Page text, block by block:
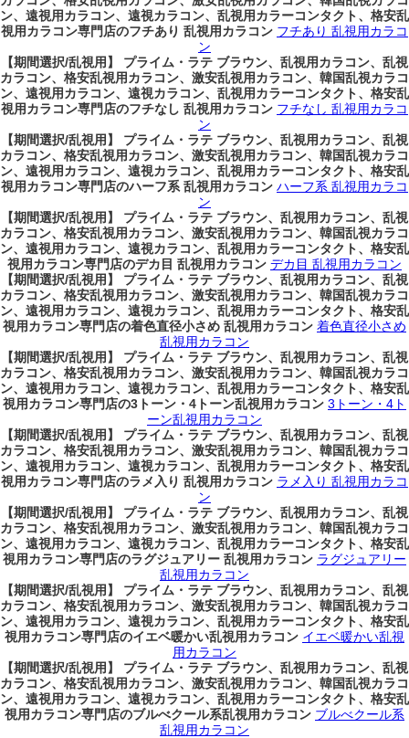
ン、遠視用カラコン、遠視カラコン、乱視用カラーコンタクト、格安乱
視用カラコン専門店のフチあり 乱視用カラコン フチあり 乱視用カラコ
ン
【期間選択/乱視用】 プライム・ラテ ブラウン、乱視用カラコン、乱視
カラコン、格安乱視用カラコン、激安乱視用カラコン、韓国乱視カラコ
ン、遠視用カラコン、遠視カラコン、乱視用カラーコンタクト、格安乱
視用カラコン専門店のフチなし 乱視用カラコン フチなし 乱視用カラコ
ン
【期間選択/乱視用】 プライム・ラテ ブラウン、乱視用カラコン、乱視
カラコン、格安乱視用カラコン、激安乱視用カラコン、韓国乱視カラコ
ン、遠視用カラコン、遠視カラコン、乱視用カラーコンタクト、格安乱
視用カラコン専門店のハーフ系 乱視用カラコン ハーフ系 乱視用カラコ
ン
【期間選択/乱視用】 プライム・ラテ ブラウン、乱視用カラコン、乱視
カラコン、格安乱視用カラコン、激安乱視用カラコン、韓国乱視カラコ
ン、遠視用カラコン、遠視カラコン、乱視用カラーコンタクト、格安乱
視用カラコン専門店のデカ目 乱視用カラコン デカ目 乱視用カラコン
【期間選択/乱視用】 プライム・ラテ ブラウン、乱視用カラコン、乱視
カラコン、格安乱視用カラコン、激安乱視用カラコン、韓国乱視カラコ
ン、遠視用カラコン、遠視カラコン、乱視用カラーコンタクト、格安乱
視用カラコン専門店の着色直径小さめ 乱視用カラコン 着色直径小さめ
乱視用カラコン
【期間選択/乱視用】 プライム・ラテ ブラウン、乱視用カラコン、乱視
カラコン、格安乱視用カラコン、激安乱視用カラコン、韓国乱視カラコ
ン、遠視用カラコン、遠視カラコン、乱視用カラーコンタクト、格安乱
視用カラコン専門店の3トーン・4トーン乱視用カラコン 3トーン・4ト
ーン乱視用カラコン
【期間選択/乱視用】 プライム・ラテ ブラウン、乱視用カラコン、乱視
カラコン、格安乱視用カラコン、激安乱視用カラコン、韓国乱視カラコ
ン、遠視用カラコン、遠視カラコン、乱視用カラーコンタクト、格安乱
視用カラコン専門店のラメ入り 乱視用カラコン ラメ入り 乱視用カラコ
ン
【期間選択/乱視用】 プライム・ラテ ブラウン、乱視用カラコン、乱視
カラコン、格安乱視用カラコン、激安乱視用カラコン、韓国乱視カラコ
ン、遠視用カラコン、遠視カラコン、乱視用カラーコンタクト、格安乱
視用カラコン専門店のラグジュアリー 乱視用カラコン ラグジュアリー
乱視用カラコン
【期間選択/乱視用】 プライム・ラテ ブラウン、乱視用カラコン、乱視
カラコン、格安乱視用カラコン、激安乱視用カラコン、韓国乱視カラコ
ン、遠視用カラコン、遠視カラコン、乱視用カラーコンタクト、格安乱
視用カラコン専門店のイエベ暖かい乱視用カラコン イエベ暖かい乱視
用カラコン
【期間選択/乱視用】 プライム・ラテ ブラウン、乱視用カラコン、乱視
カラコン、格安乱視用カラコン、激安乱視用カラコン、韓国乱視カラコ
ン、遠視用カラコン、遠視カラコン、乱視用カラーコンタクト、格安乱
視用カラコン専門店のブルべクール系乱視用カラコン ブルべクール系
乱視用カラコン